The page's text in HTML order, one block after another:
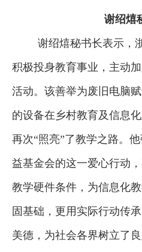
谢绍熺
谢绍熺秘书长表示，
积极投身教育事业，主动
活动。该善举为废旧电脑
的设备在乡村教育及信息
再次“照亮”了教学之路。他
益基金会的这一爱心行动
教学硬件条件，为信息化
固基础，更用实际行动传
美德，为社会各界树立了良